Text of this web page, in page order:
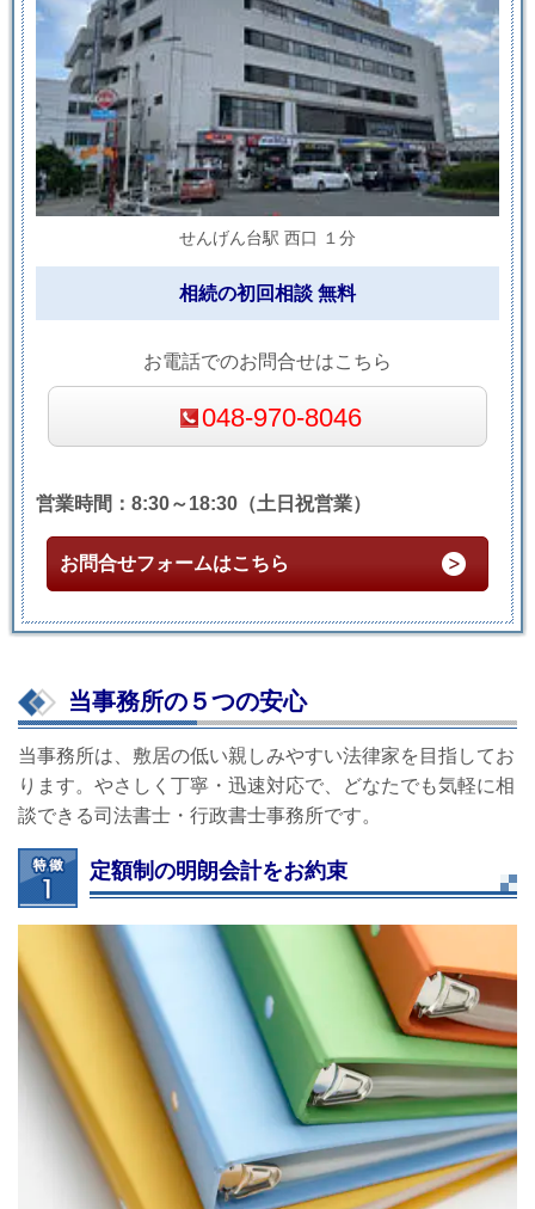
せんげん台駅 西口 １分
相続の初回相談 無料
お電話でのお問合せはこちら
048-970-8046
営業時間：8:30～18:30（土日祝営業）
お問合せフォームはこちら
当事務所の５つの安心
当事務所は、敷居の低い親しみやすい法律家を目指してお
ります。やさしく丁寧・迅速対応で、どなたでも気軽に相
談できる司法書士・行政書士事務所です。
定額制の明朗会計をお約束